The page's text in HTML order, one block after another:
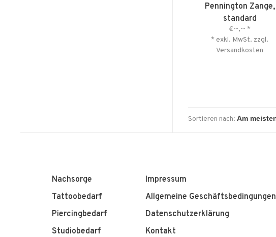
Pennington Zange,
standard
€--,-- *
* exkl. MwSt. zzgl.
Versandkosten
Sortieren nach:
Nachsorge
Tattoobedarf
Piercingbedarf
Studiobedarf
Impressum
Allgemeine Geschäftsbedingungen
Datenschutzerklärung
Kontakt